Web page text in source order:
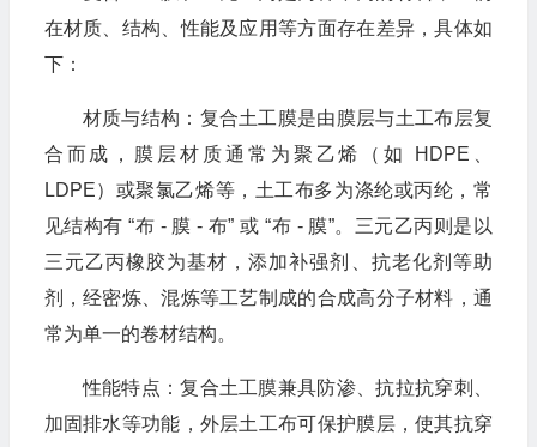
在材质、结构、性能及应用等方面存在差异，具体如
下：
材质与结构：复合土工膜是由膜层与土工布层复
合而成，膜层材质通常为聚乙烯（如 HDPE、
LDPE）或聚氯乙烯等，土工布多为涤纶或丙纶，常
见结构有 “布 - 膜 - 布” 或 “布 - 膜”。三元乙丙则是以
三元乙丙橡胶为基材，添加补强剂、抗老化剂等助
剂，经密炼、混炼等工艺制成的合成高分子材料，通
常为单一的卷材结构。
性能特点：复合土工膜兼具防渗、抗拉抗穿刺、
加固排水等功能，外层土工布可保护膜层，使其抗穿